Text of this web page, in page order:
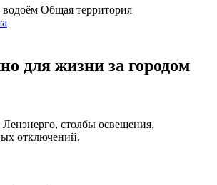
Общая территория
для жизни за городом
столбы освещения,
отключений.